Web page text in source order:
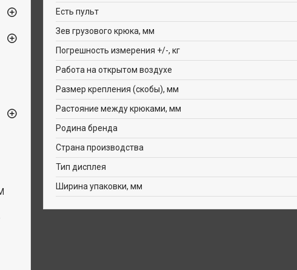
Есть пульт
Зев грузового крюка, мм
Погрешность измерения +/-, кг
Работа на открытом воздухе
Размер крепления (скобы), мм
Растояние между крюками, мм
Родина бренда
Страна производства
Тип дисплея
Ширина упаковки, мм